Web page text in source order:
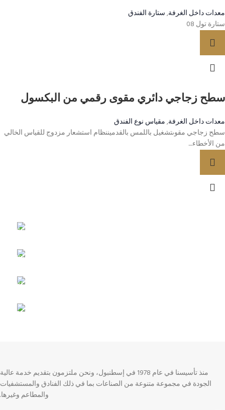
معدات داخل الغرفة,ستارة الفندق
ستارة تول 08
سطح زجاجي دائري مقوى رقمي من البكسول
معدات داخل الغرفة,مقياس نوع الفندق
سطح زجاجي مقوىتشغيل باللمس بالقدميننظام استشعار مزدوج للقياس الخالي
من الأخطاء....
منذ تأسيسنا في عام 1978 في إسطنبول، ونحن ملتزمون بتقديم خدمة عالية
الجودة في مجموعة متنوعة من الصناعات بما في ذلك الفنادق والمستشفيات
والمطاعم وغيرها.